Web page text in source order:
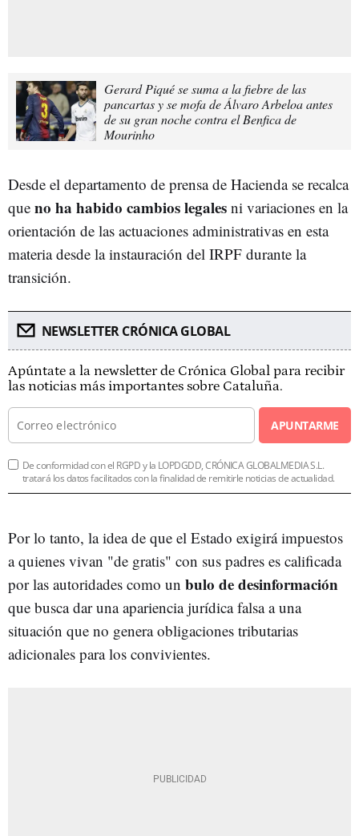
Gerard Piqué se suma a la fiebre de las
pancartas y se mofa de Álvaro Arbeloa antes
de su gran noche contra el Benfica de
Mourinho
Desde el departamento de prensa de Hacienda se recalca
que no ha habido cambios legales ni variaciones en la
orientación de las actuaciones administrativas en esta
materia desde la instauración del IRPF durante la
transición.
NEWSLETTER CRÓNICA GLOBAL
Apúntate a la newsletter de Crónica Global para recibir
las noticias más importantes sobre Cataluña.
APUNTARME
De conformidad con el RGPD y la LOPDGDD, CRÓNICA GLOBALMEDIA S.L.
tratará los datos facilitados con la finalidad de remitirle noticias de actualidad.
Por lo tanto, la idea de que el Estado exigirá impuestos
a quienes vivan "de gratis" con sus padres es calificada
por las autoridades como un bulo de desinformación
que busca dar una apariencia jurídica falsa a una
situación que no genera obligaciones tributarias
adicionales para los convivientes.